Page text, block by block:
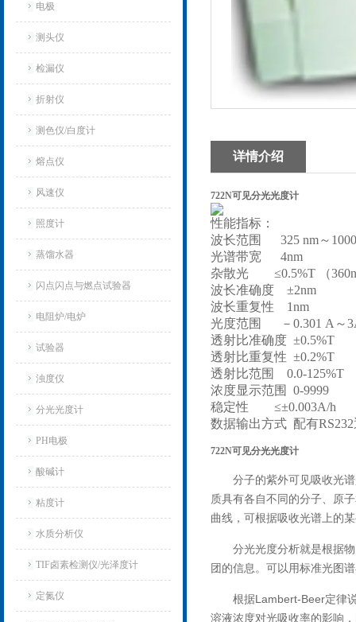
电极
测头仪
检漏仪
折射仪
测色仪/白度计
熔点仪
风速仪
照度计
蒸馏水器
闪点闪点与燃点试验器
电阻炉/电炉
试验器
浊度仪
分光光度计
PH电极
酸碱计
粘度计
水质分析仪
TIF卤素检测仪/光泽度计
定氮仪
详情介绍
722N可见分光光度计
性能指标：
波长范围 325 nm～
光谱带宽 4nm
杂散光 ≤0.5%T （
波长准确度 ±2nm
波长重复性 1nm
光度范围 －0.301 A～
透射比准确度 ±0.5%T
透射比重复性 ±0.2%T
透射比范围 0.0-125%T
浓度显示范围 0-9999
稳定性 ≤±0.003A/h
数据输出方式 配有
722N可见分光光度计
分子的紫外可见吸收光
质具有各自不同的分子、原
曲线，可根据吸收光谱上的
分光光度分析就是根据
团的信息。可以用标准光图
根据Lambert-Beer定律
溶液浓度对光吸收率的影响